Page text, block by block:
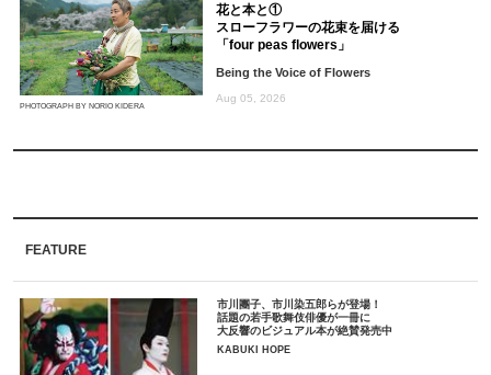
PHOTOGRAPH BY NORIO KIDERA
花と本と①
スローフラワーの花束を届ける
「four peas flowers」
Being the Voice of Flowers
Aug 05, 2026
FEATURE
市川團子、市川染五郎らが登場！
話題の若手歌舞伎俳優が一冊に
大反響のビジュアル本が絶賛発売中
KABUKI HOPE